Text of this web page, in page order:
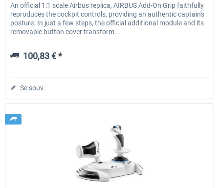
0,00 € * 35,99 € *
An official 1:1 scale Airbus replica, AIRBUS Add-On Grip faithfully
reproduces the cockpit controls, providing an authentic captain's
posture. In just a few steps, the official additional module and its
removable button cover transform...
100,83 € *
Se souv.